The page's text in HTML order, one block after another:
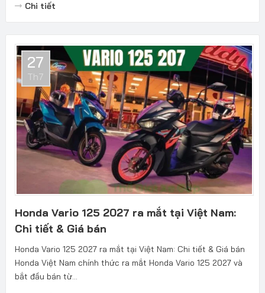
Chi tiết
27
Th7
Honda Vario 125 2027 ra mắt tại Việt Nam:
Chi tiết & Giá bán
Honda Vario 125 2027 ra mắt tại Việt Nam: Chi tiết & Giá bán
Honda Việt Nam chính thức ra mắt Honda Vario 125 2027 và
bắt đầu bán từ...